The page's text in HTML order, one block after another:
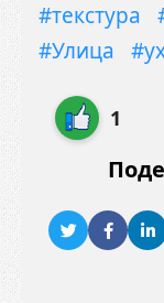
#текстура
#Улица
1